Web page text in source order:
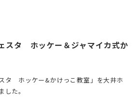
スタ ホッケー＆ジャマイカ式か
タ ホッケー&かけっこ教室」を大井ホ
た。